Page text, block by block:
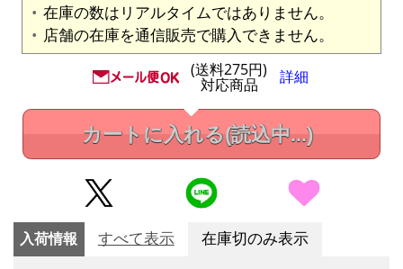
在庫の数はリアルタイムではありません。
店舗の在庫を通信販売で購入できません。
(送料275円)
対応商品 詳細
カートに入れる(読込中...)
入荷情報 すべて表示 在庫切のみ表示